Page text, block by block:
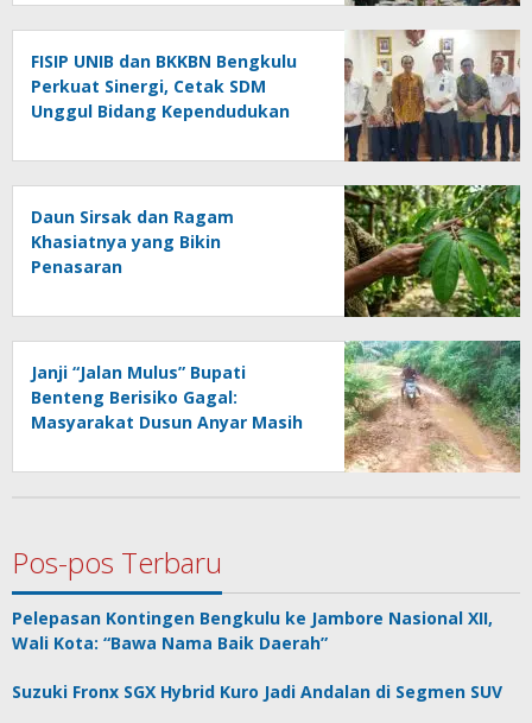
FISIP UNIB dan BKKBN Bengkulu
Perkuat Sinergi, Cetak SDM
Unggul Bidang Kependudukan
Daun Sirsak dan Ragam
Khasiatnya yang Bikin
Penasaran
Janji “Jalan Mulus” Bupati
Benteng Berisiko Gagal:
Masyarakat Dusun Anyar Masih
Genangan
Pos-pos Terbaru
Pelepasan Kontingen Bengkulu ke Jambore Nasional XII,
Wali Kota: “Bawa Nama Baik Daerah”
Suzuki Fronx SGX Hybrid Kuro Jadi Andalan di Segmen SUV